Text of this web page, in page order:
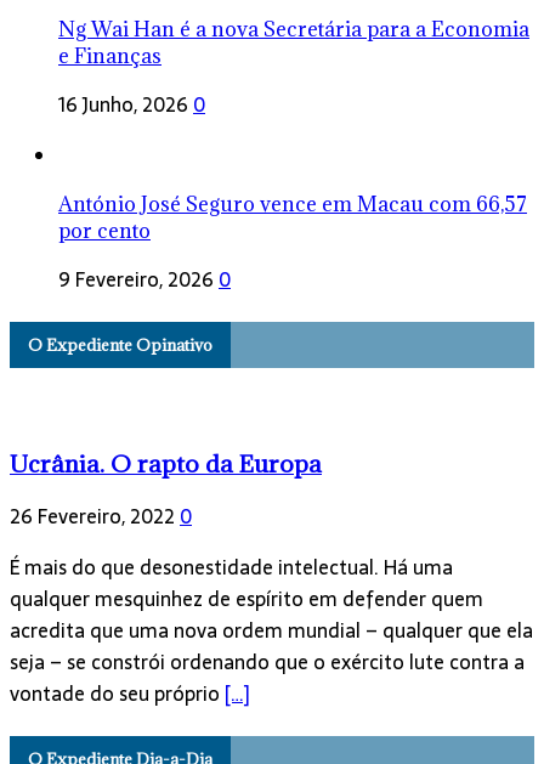
Ng Wai Han é a nova Secretária para a Economia
e Finanças
16 Junho, 20260
António José Seguro vence em Macau com 66,57
por cento
9 Fevereiro, 20260
O Expediente Opinativo
Ucrânia. O rapto da Europa
26 Fevereiro, 20220
É mais do que desonestidade intelectual. Há uma
qualquer mesquinhez de espírito em defender quem
acredita que uma nova ordem mundial – qualquer que ela
seja – se constrói ordenando que o exército lute contra a
vontade do seu próprio […]
O Expediente Dia-a-Dia